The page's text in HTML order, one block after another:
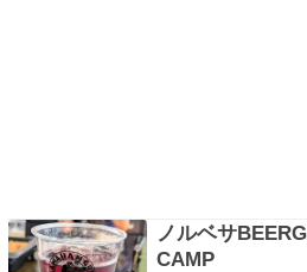
ノルベサ
CAMP